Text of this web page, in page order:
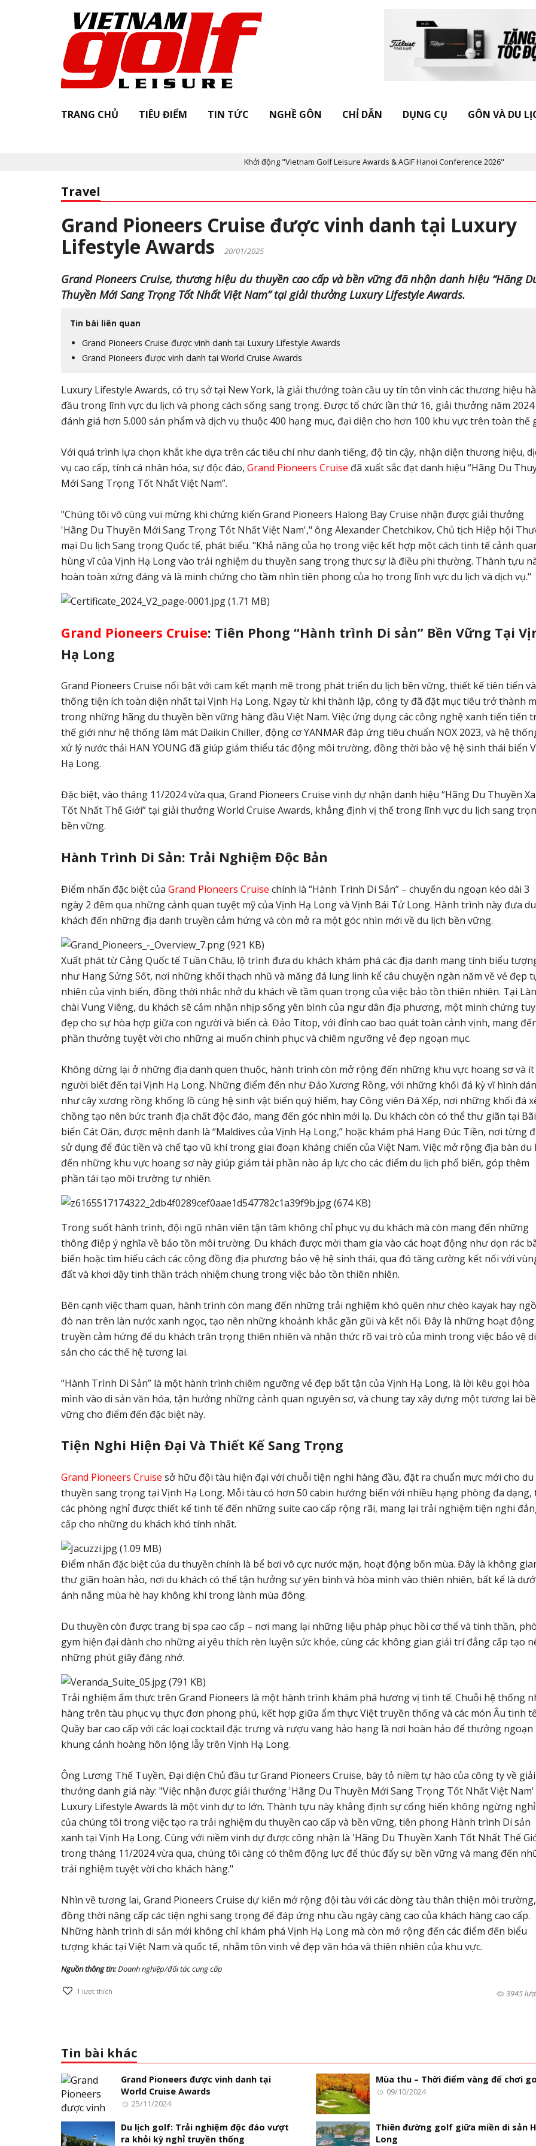
TRANG CHỦ TIÊU ĐIỂM TIN TỨC NGHỀ GÔN CHỈ DẪN DỤNG CỤ GÔN VÀ DU
Khởi động "Vietnam Golf Leisure Awards & AGIF Hanoi Conference 2026" Kỷ
Travel
Grand Pioneers Cruise được vinh danh tại Luxury
Lifestyle Awards
20/01/2025
Grand Pioneers Cruise, thương hiệu du thuyền cao cấp và bền vững đã nhận danh hiệu “Hãng
Thuyền Mới Sang Trọng Tốt Nhất Việt Nam” tại giải thưởng Luxury Lifestyle Awards.
Tin bài liên quan
Grand Pioneers Cruise được vinh danh tại Luxury Lifestyle Awards
Grand Pioneers được vinh danh tại World Cruise Awards
Luxury Lifestyle Awards, có trụ sở tại New York, là giải thưởng toàn cầu uy tín tôn vinh các thương hiệu
đầu trong lĩnh vực du lịch và phong cách sống sang trọng. Được tổ chức lần thứ 16, giải thưởng năm 2024
đánh giá hơn 5.000 sản phẩm và dịch vụ thuộc 400 hạng mục, đại diện cho hơn 100 khu vực trên toàn thế
Với quá trình lựa chọn khắt khe dựa trên các tiêu chí như danh tiếng, độ tin cậy, nhận diện thương hiệu,
vụ cao cấp, tính cá nhân hóa, sự độc đáo, Grand Pioneers Cruise đã xuất sắc đạt danh hiệu “Hãng Du
Mới Sang Trọng Tốt Nhất Việt Nam”.
"Chúng tôi vô cùng vui mừng khi chứng kiến Grand Pioneers Halong Bay Cruise nhận được giải thưởng
'Hãng Du Thuyền Mới Sang Trọng Tốt Nhất Việt Nam'," ông Alexander Chetchikov, Chủ tịch Hiệp hội
mại Du lịch Sang trọng Quốc tế, phát biểu. "Khả năng của họ trong việc kết hợp một cách tinh tế cảnh
hùng vĩ của Vịnh Hạ Long vào trải nghiệm du thuyền sang trọng thực sự là điều phi thường. Thành tựu
hoàn toàn xứng đáng và là minh chứng cho tầm nhìn tiên phong của họ trong lĩnh vực du lịch và dịch vụ."
Grand Pioneers Cruise: Tiên Phong “Hành trình Di sản” Bền Vững Tại
Hạ Long
Grand Pioneers Cruise nổi bật với cam kết mạnh mẽ trong phát triển du lịch bền vững, thiết kế tiên tiến
thống tiện ích toàn diện nhất tại Vịnh Hạ Long. Ngay từ khi thành lập, công ty đã đặt mục tiêu trở thành
trong những hãng du thuyền bền vững hàng đầu Việt Nam. Việc ứng dụng các công nghệ xanh tiến tiến
thế giới như hệ thống làm mát Daikin Chiller, động cơ YANMAR đáp ứng tiêu chuẩn NOX 2023, và hệ
xử lý nước thải HAN YOUNG đã giúp giảm thiểu tác động môi trường, đồng thời bảo vệ hệ sinh thái biển
Hạ Long.
Đặc biệt, vào tháng 11/2024 vừa qua, Grand Pioneers Cruise vinh dự nhận danh hiệu “Hãng Du Thuyền
Tốt Nhất Thế Giới” tại giải thưởng World Cruise Awards, khẳng định vị thế trong lĩnh vực du lịch sang
bền vững.
Hành Trình Di Sản: Trải Nghiệm Độc Bản
Điểm nhấn đặc biệt của Grand Pioneers Cruise chính là “Hành Trình Di Sản” – chuyến du ngoạn kéo dài 3
ngày 2 đêm qua những cảnh quan tuyệt mỹ của Vịnh Hạ Long và Vịnh Bái Tử Long. Hành trình này đưa du
khách đến những địa danh truyền cảm hứng và còn mở ra một góc nhìn mới về du lịch bền vững.
Xuất phát từ Cảng Quốc tế Tuần Châu, lộ trình đưa du khách khám phá các địa danh mang tính biểu
như Hang Sửng Sốt, nơi những khối thạch nhũ và măng đá lung linh kể câu chuyện ngàn năm về vẻ đẹp
nhiên của vịnh biển, đồng thời nhắc nhở du khách về tầm quan trọng của việc bảo tồn thiên nhiên. Tại
chài Vung Viêng, du khách sẽ cảm nhận nhịp sống yên bình của ngư dân địa phương, một minh chứng
đẹp cho sự hòa hợp giữa con người và biển cả. Đảo Titop, với đỉnh cao bao quát toàn cảnh vịnh, mang
phần thưởng tuyệt vời cho những ai muốn chinh phục và chiêm ngưỡng vẻ đẹp ngoạn mục.
Không dừng lại ở những địa danh quen thuộc, hành trình còn mở rộng đến những khu vực hoang sơ và ít
người biết đến tại Vịnh Hạ Long. Những điểm đến như Đảo Xương Rồng, với những khối đá kỳ vĩ hình
như cây xương rồng khổng lồ cùng hệ sinh vật biển quý hiếm, hay Công viên Đá Xếp, nơi những khối đá
chồng tạo nên bức tranh địa chất độc đáo, mang đến góc nhìn mới lạ. Du khách còn có thể thư giãn tại Bãi
biển Cát Oăn, được mệnh danh là “Maldives của Vịnh Hạ Long,” hoặc khám phá Hang Đúc Tiền, nơi từng
sử dụng để đúc tiền và chế tạo vũ khí trong giai đoạn kháng chiến của Việt Nam. Việc mở rộng địa bàn du
đến những khu vực hoang sơ này giúp giảm tải phần nào áp lực cho các điểm du lịch phổ biến, góp thêm
phần tái tạo môi trường tự nhiên.
Trong suốt hành trình, đội ngũ nhân viên tận tâm không chỉ phục vụ du khách mà còn mang đến những
thông điệp ý nghĩa về bảo tồn môi trường. Du khách được mời tham gia vào các hoạt động như dọn rác
biển hoặc tìm hiểu cách các cộng đồng địa phương bảo vệ hệ sinh thái, qua đó tăng cường kết nối với
đất và khơi dậy tinh thần trách nhiệm chung trong việc bảo tồn thiên nhiên.
Bên cạnh việc tham quan, hành trình còn mang đến những trải nghiệm khó quên như chèo kayak hay
đò nan trên làn nước xanh ngọc, tạo nên những khoảnh khắc gần gũi và kết nối. Đây là những hoạt động
truyền cảm hứng để du khách trân trọng thiên nhiên và nhận thức rõ vai trò của mình trong việc bảo vệ di
sản cho các thế hệ tương lai.
“Hành Trình Di Sản” là một hành trình chiêm ngưỡng vẻ đẹp bất tận của Vịnh Hạ Long, là lời kêu gọi hòa
mình vào di sản văn hóa, tận hưởng những cảnh quan nguyên sơ, và chung tay xây dựng một tương lai
vững cho điểm đến đặc biệt này.
Tiện Nghi Hiện Đại Và Thiết Kế Sang Trọng
Grand Pioneers Cruise sở hữu đội tàu hiện đại với chuỗi tiện nghi hàng đầu, đặt ra chuẩn mực mới cho du
thuyền sang trọng tại Vịnh Hạ Long. Mỗi tàu có hơn 50 cabin hướng biển với nhiều hạng phòng đa dạng,
các phòng nghỉ được thiết kế tinh tế đến những suite cao cấp rộng rãi, mang lại trải nghiệm tiện nghi
cấp cho những du khách khó tính nhất.
Điểm nhấn đặc biệt của du thuyền chính là bể bơi vô cực nước mặn, hoạt động bốn mùa. Đây là không
thư giãn hoàn hảo, nơi du khách có thể tận hưởng sự yên bình và hòa mình vào thiên nhiên, bất kể là
ánh nắng mùa hè hay không khí trong lành mùa đông.
Du thuyền còn được trang bị spa cao cấp – nơi mang lại những liệu pháp phục hồi cơ thể và tinh thần,
gym hiện đại dành cho những ai yêu thích rèn luyện sức khỏe, cùng các không gian giải trí đẳng cấp tạo
những phút giây đáng nhớ.
Trải nghiệm ẩm thực trên Grand Pioneers là một hành trình khám phá hương vị tinh tế. Chuỗi hệ thống
hàng trên tàu phục vụ thực đơn phong phú, kết hợp giữa ẩm thực Việt truyền thống và các món Âu tinh
Quầy bar cao cấp với các loại cocktail đặc trưng và rượu vang hảo hạng là nơi hoàn hảo để thưởng ngoạn
khung cảnh hoàng hôn lộng lẫy trên Vịnh Hạ Long.
Ông Lương Thế Tuyền, Đại diện Chủ đầu tư Grand Pioneers Cruise, bày tỏ niềm tự hào của công ty về giải
thưởng danh giá này: "Việc nhận được giải thưởng 'Hãng Du Thuyền Mới Sang Trọng Tốt Nhất Việt
Luxury Lifestyle Awards là một vinh dự to lớn. Thành tựu này khẳng định sự cống hiến không ngừng nghỉ
của chúng tôi trong việc tạo ra trải nghiệm du thuyền cao cấp và bền vững, tiên phong Hành trình Di sản
xanh tại Vịnh Hạ Long. Cùng với niềm vinh dự được công nhận là 'Hãng Du Thuyền Xanh Tốt Nhất Thế
trong tháng 11/2024 vừa qua, chúng tôi càng có thêm động lực để thúc đẩy sự bền vững và mang đến
trải nghiệm tuyệt vời cho khách hàng."
Nhìn về tương lai, Grand Pioneers Cruise dự kiến mở rộng đội tàu với các dòng tàu thân thiện môi trường,
đồng thời nâng cấp các tiện nghi sang trọng để đáp ứng nhu cầu ngày càng cao của khách hàng cao cấp.
Những hành trình di sản mới không chỉ khám phá Vịnh Hạ Long mà còn mở rộng đến các điểm đến biểu
tượng khác tại Việt Nam và quốc tế, nhằm tôn vinh vẻ đẹp văn hóa và thiên nhiên của khu vực.
Nguồn thông tin:Doanh nghiệp/đối tác cung cấp
1 lượt thích 3945
Tin bài khác
Grand Pioneers được vinh danh tại
World Cruise Awards
25/11/2024
Mùa thu – Thời điểm vàng để chơi
09/10/2024
Du lịch golf: Trải nghiệm độc đáo vượt
ra khỏi kỳ nghỉ truyền thống
Thiên đường golf giữa miền di sản
Long